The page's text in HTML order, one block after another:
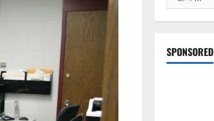
को
खोजें:
SPONSORED